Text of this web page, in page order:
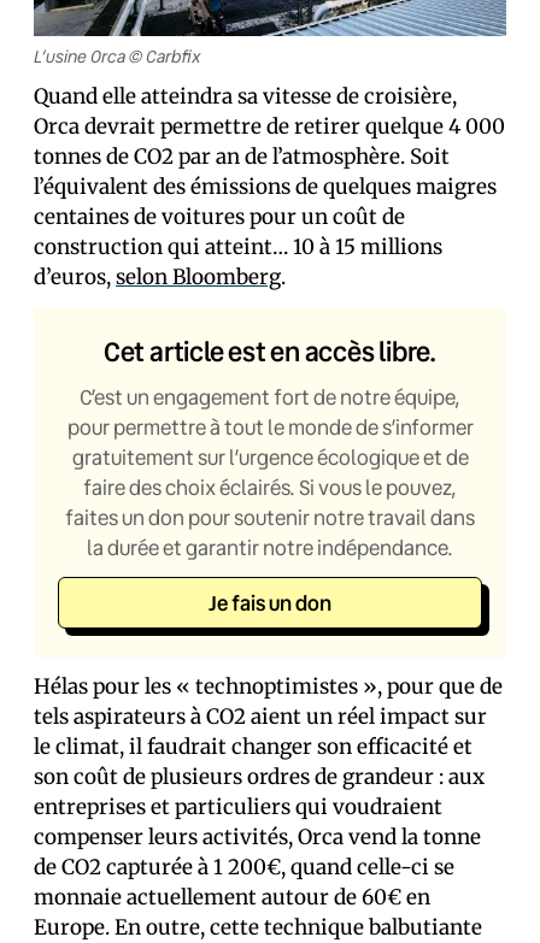
L’usine Orca © Carbfix
Quand elle atteindra sa vitesse de croisière,
Orca devrait permettre de retirer quelque 4 000
tonnes de CO2 par an de l’atmosphère. Soit
l’équivalent des émissions de quelques maigres
centaines de voitures pour un coût de
construction qui atteint… 10 à 15 millions
d’euros,selon Bloomberg.
Cet article est en accès libre.
C’est un engagement fort de notre équipe,
pour permettre à tout le monde de s’informer
gratuitement sur l’urgence écologique et de
faire des choix éclairés. Si vous le pouvez,
faites un don pour soutenir notre travail dans
la durée et garantir notre indépendance.
Je fais un don
Hélas pour les « technoptimistes », pour que de
tels aspirateurs à CO2 aient un réel impact sur
le climat, il faudrait changer son efficacité et
son coût de plusieurs ordres de grandeur : aux
entreprises et particuliers qui voudraient
compenser leurs activités, Orca vend la tonne
de CO2 capturée à 1 200€, quand celle-ci se
monnaie actuellement autour de 60€ en
Europe. En outre, cette technique balbutiante